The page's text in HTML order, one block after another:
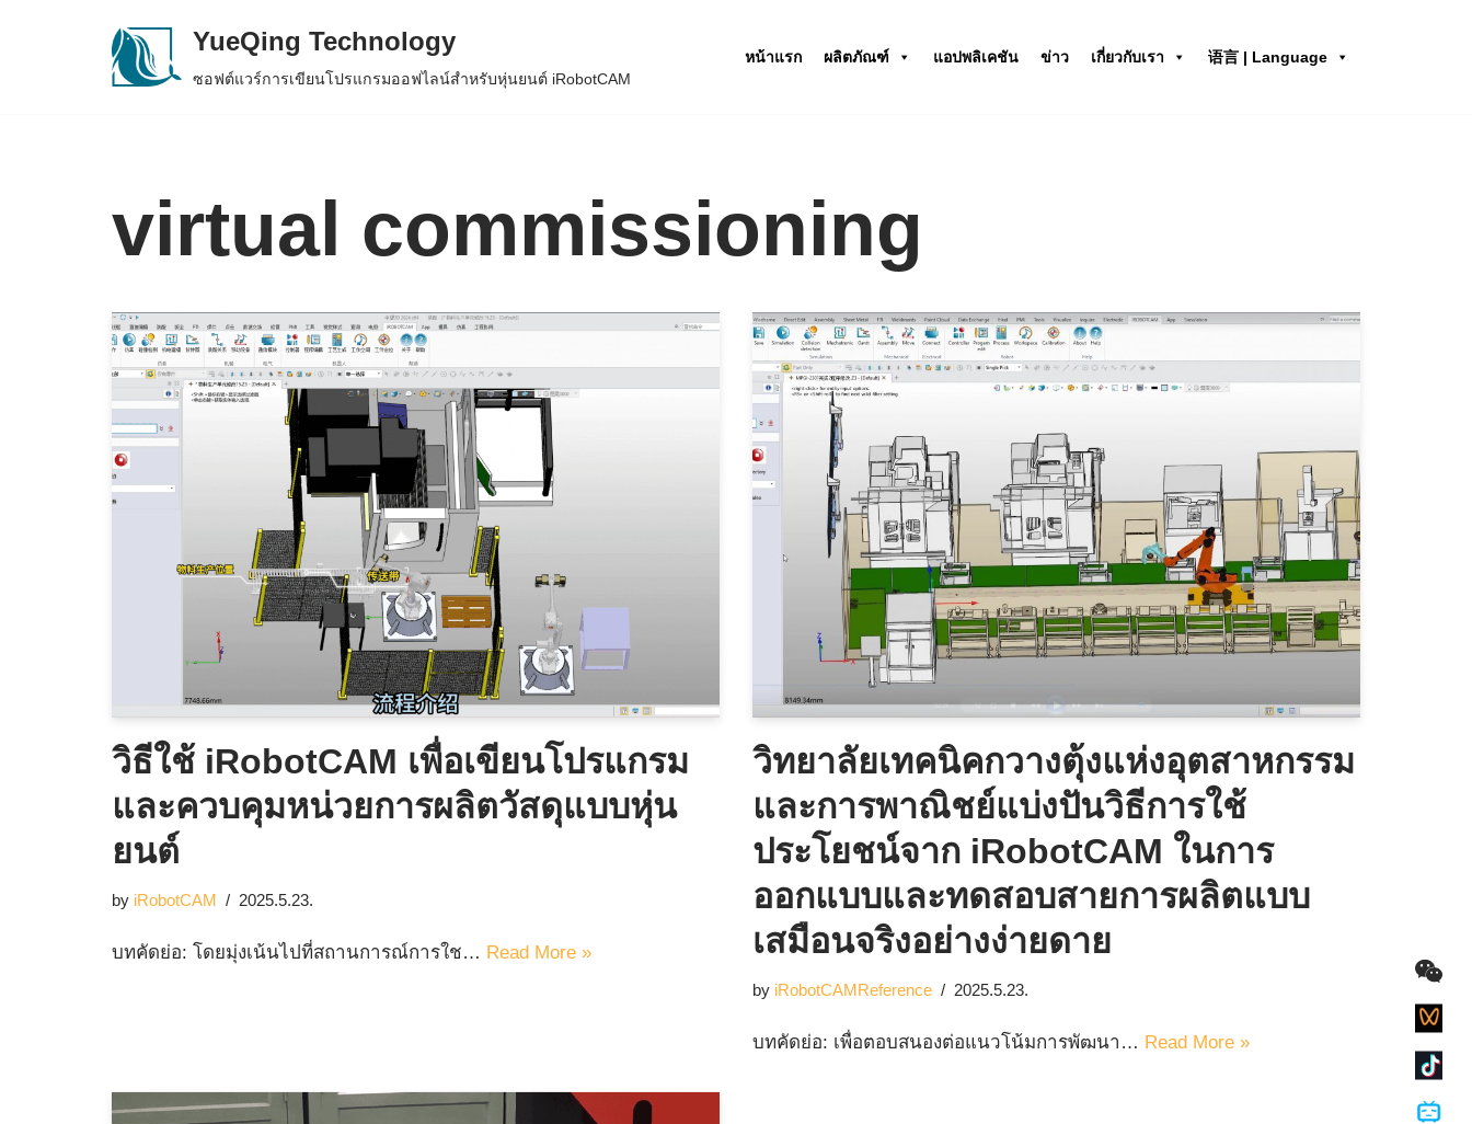
YueQing Technology
ซอฟต์แวร์การเขียนโปรแกรมออฟไลน์สำหรับหุ่นยนต์ iRobotCAM
หน้าแรก ผลิตภัณฑ์ แอปพลิเคชัน ข่าว เกี่ยวกับเรา 语言 | Language
virtual commissioning
วิธีใช้ iRobotCAM เพื่อเขียนโปรแกรม
และควบคุมหน่วยการผลิตวัสดุแบบหุ่น
ยนต์
by iRobotCAM 2025.5.23.
บทคัดย่อ: โดยมุ่งเน้นไปที่สถานการณ์การใช… Read More »
วิทยาลัยเทคนิคกวางตุ้งแห่งอุตสาหกรรม
และการพาณิชย์แบ่งปันวิธีการใช้
ประโยชน์จาก iRobotCAM ในการ
ออกแบบและทดสอบสายการผลิตแบบ
เสมือนจริงอย่างง่ายดาย
by iRobotCAMReference 2025.5.23.
บทคัดย่อ: เพื่อตอบสนองต่อแนวโน้มการพัฒนา… Read More »